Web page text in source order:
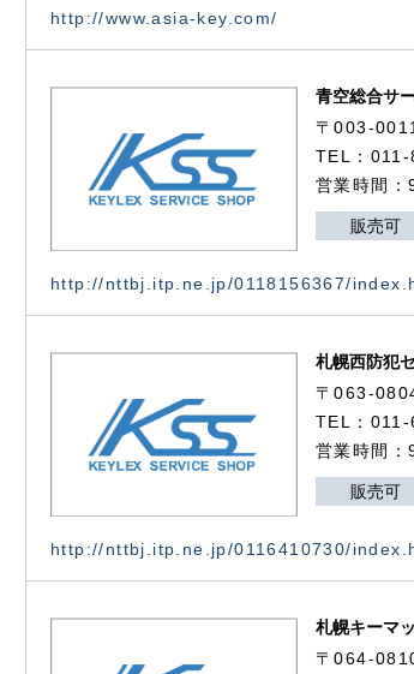
http://www.asia-key.com/
青空総合サ
〒003-
TEL：
営業時間
販売可
http://nttbj.itp.ne.jp/0118156367/
札幌西防犯
〒063-
TEL：
営業時間
販売可
http://nttbj.itp.ne.jp/0116410730/
札幌キーマ
〒064-